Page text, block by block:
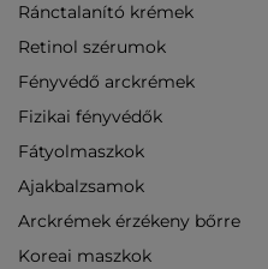
Ránctalanító krémek
Retinol szérumok
Fényvédő arckrémek
Fizikai fényvédők
Fátyolmaszkok
Ajakbalzsamok
Arckrémek érzékeny bőrre
Koreai maszkok